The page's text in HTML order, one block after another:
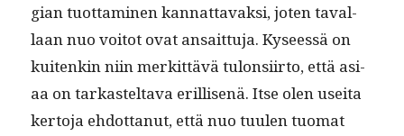
gian tuot­ta­mi­nen kan­nat­tavak­si, joten taval­
laan nuo voitot ovat ansait­tu­ja. Kyseessä on
kuitenkin niin merkit­tävä tulon­si­ir­to, että asi­
aa on tarkastelta­va eril­lisenä. Itse olen usei­ta
ker­to­ja ehdot­tanut, että nuo tuulen tuo­mat